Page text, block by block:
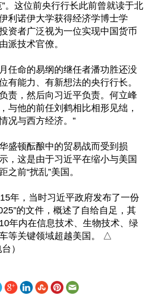
。这位前央行行长此前曾就读于北
利诺伊大学获得经济学博士学
资者广泛视为一位实现中国货币
派技术官僚。
任命的易纲的继任者潘功胜还没
有能力、有新想法的央行行长。
责，然后向习近平负责。何立峰
与他的前任刘鹤相比相形见绌，
况与西方经济。”
盛顿酝酿中的贸易战而受到损
，这是由于习近平在缩小与美国
之前“扰乱”美国。
年，当时习近平政府发布了一份
的文件，概述了自给自足，其
年内在信息技术、生物技术、绿
等关键领域超越美国。 △